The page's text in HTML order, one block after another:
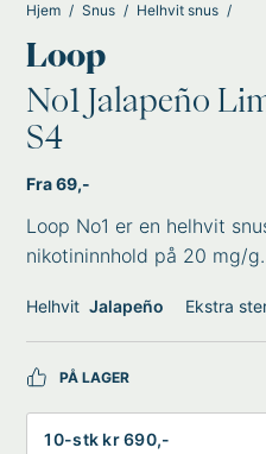
Hjem Snus Helhvit snus
Loop
No1 Jalapeño
S4
Fra 69,-
Loop No1 er en helhvit
nikotininnhold på 20 mg/g.
Helhvit Jalapeño Ekstra
PÅ LAGER